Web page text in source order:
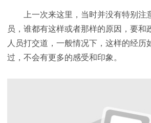
上一次来这里，当时并没有特别注
员，谁都有这样或者那样的原因，要和
人员打交道，一般情况下，这样的经历
过，不会有更多的感受和印象。